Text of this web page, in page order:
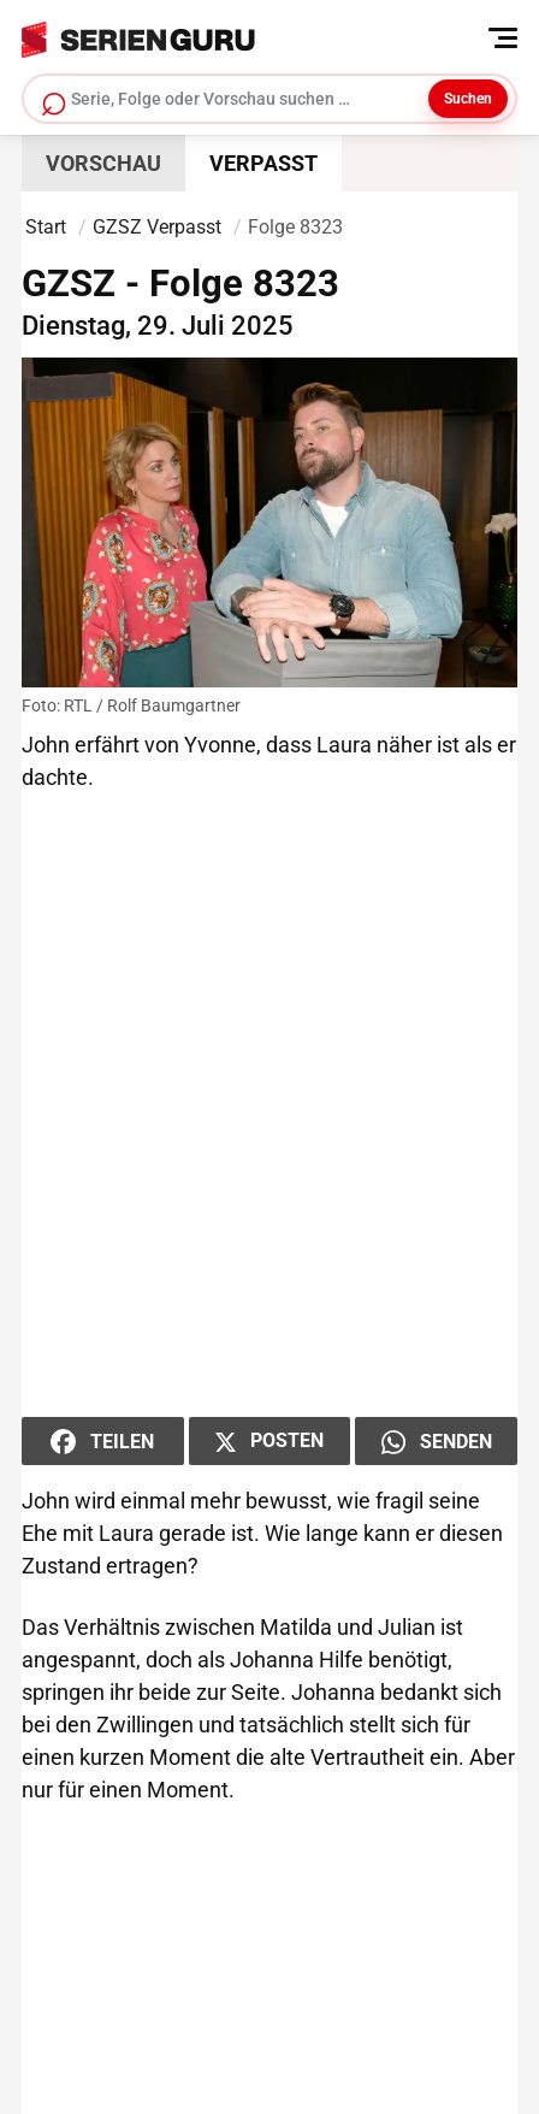
⌕
Serie suchen
Suchen
VORSCHAU VERPASST
Start GZSZ Verpasst Folge 8323
GZSZ - Folge 8323
Dienstag, 29. Juli 2025
Foto: RTL / Rolf Baumgartner
John erfährt von Yvonne, dass Laura näher ist als er
dachte.
TEILEN POSTEN SENDEN
John wird einmal mehr bewusst, wie fragil seine
Ehe mit Laura gerade ist. Wie lange kann er diesen
Zustand ertragen?
Das Verhältnis zwischen Matilda und Julian ist
angespannt, doch als Johanna Hilfe benötigt,
springen ihr beide zur Seite. Johanna bedankt sich
bei den Zwillingen und tatsächlich stellt sich für
einen kurzen Moment die alte Vertrautheit ein. Aber
nur für einen Moment.